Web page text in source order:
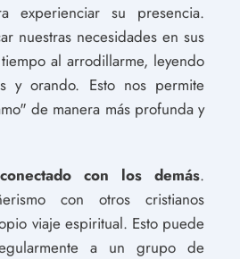
experienciar su presencia.
nuestras necesidades en sus
al arrodillarme, leyendo
y orando. Esto nos permite
de manera más profunda y
con los demás.
con otros cristianos
viaje espiritual. Esto puede
a un grupo de